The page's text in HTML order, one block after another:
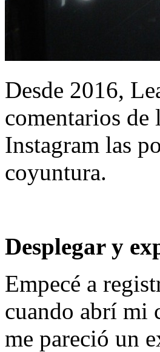
Desde 2016,
comentarios de
Instagram las
coyuntura.
Desplegar y
Empecé a
cuando abrí mi
me pareció un